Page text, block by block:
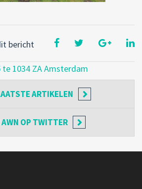
bericht
1034 ZA Amsterdam
ARTIKELEN
AWN OP TWITTER